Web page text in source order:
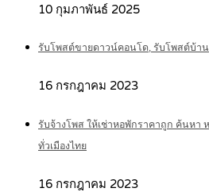
10 กุมภาพันธ์ 2025
รับโพสต์ขายดาวน์คอนโด, รับโพสต์บ้า
16 กรกฎาคม 2023
รับจ้างโพส ให้เช่าหอพักราคาถูก ค้นหา
ทั่วเมืองไทย
16 กรกฎาคม 2023